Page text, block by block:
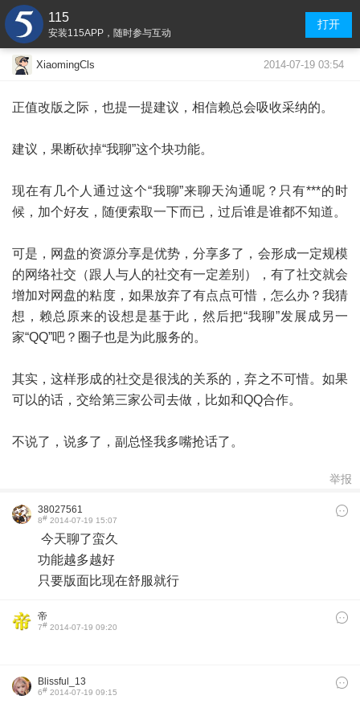
115
安装115APP，随时参与互动
打开
XiaomingCls 2014-07-19 03:54
正值改版之际，也提一提建议，相信赖总会吸收采纳的。
建议，果断砍掉“我聊”这个块功能。
现在有几个人通过这个“我聊”来聊天沟通呢？只有***的时
候，加个好友，随便索取一下而已，过后谁是谁都不知道。
可是，网盘的资源分享是优势，分享多了，会形成一定规模
的网络社交（跟人与人的社交有一定差别），有了社交就会
增加对网盘的粘度，如果放弃了有点点可惜，怎么办？我猜
想，赖总原来的设想是基于此，然后把“我聊”发展成另一
家“QQ”吧？圈子也是为此服务的。
其实，这样形成的社交是很浅的关系的，弃之不可惜。如果
可以的话，交给第三家公司去做，比如和QQ合作。
不说了，说多了，副总怪我多嘴抢话了。
举报
38027561
8# 2014-07-19 15:07
今天聊了蛮久
功能越多越好
只要版面比现在舒服就行
帝
7# 2014-07-19 09:20
Blissful_13
6# 2014-07-19 09:15